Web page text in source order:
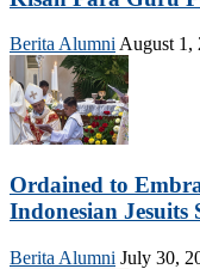
Berita Alumni August 1,
Ordained to
Indonesian Jesuits
Berita Alumni July 30,